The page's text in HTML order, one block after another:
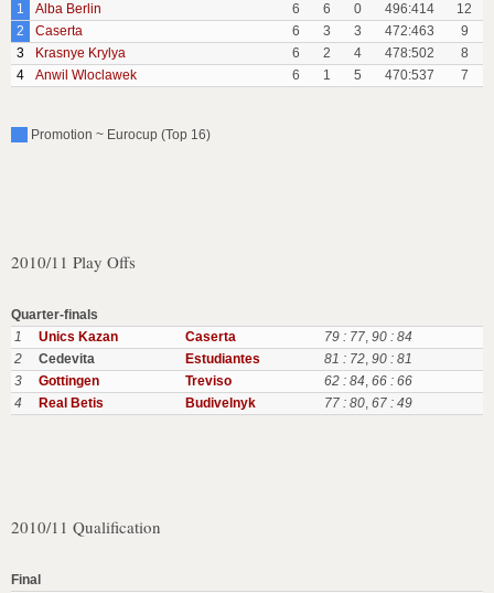
1
Alba Berlin 6 6 0 496:414
12
2
Caserta 6 3 3 472:463
9
3
Krasnye Krylya 6 2 4 478:502
8
4
Anwil Wloclawek 6 1 5 470:537 7
Promotion ~ Eurocup (Top 16)
2010/11 Play Offs
Quarter-finals
1
Unics Kazan Caserta 79 : 77, 90 : 84
2
Cedevita Estudiantes 81 : 72, 90 : 81
3
Gottingen Treviso 62 : 84, 66 : 66
4
Real Betis Budivelnyk 77 : 80, 67 : 49
2010/11 Qualification
Final